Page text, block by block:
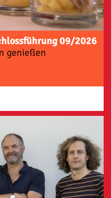
09/2026
genießen